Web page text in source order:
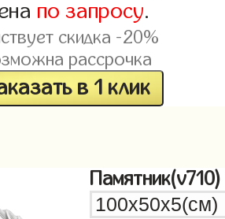
по запросу.
скидка -20%
рассрочка
в 1 клик
Памятник(v710)